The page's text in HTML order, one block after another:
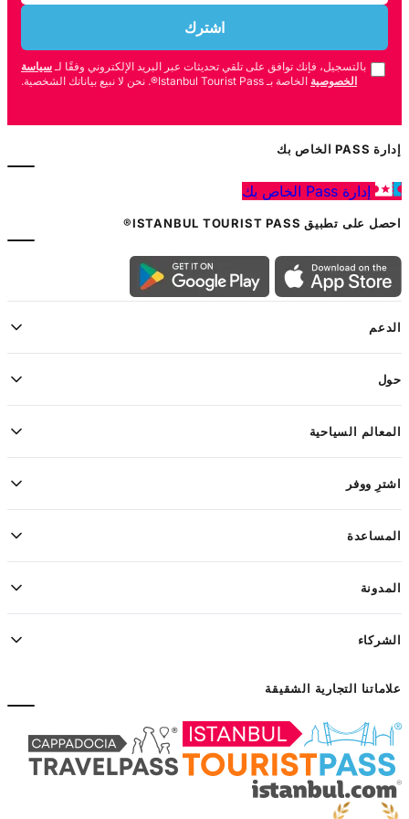
اشترك
بالتسجيل، فإنك توافق على تلقي تحديثات عبر البريد الإلكتروني وفقًا لـسياسة
الخصوصية الخاصة بـ Istanbul Tourist Pass®. نحن لا نبيع بياناتك الشخصية.
إدارة PASS الخاص بك
إدارة Pass الخاص بك
احصل على تطبيق ISTANBUL TOURIST PASS®
الدعم
حول
المعالم السياحية
اشترِ ووفر
المساعدة
المدونة
الشركاء
علاماتنا التجارية الشقيقة